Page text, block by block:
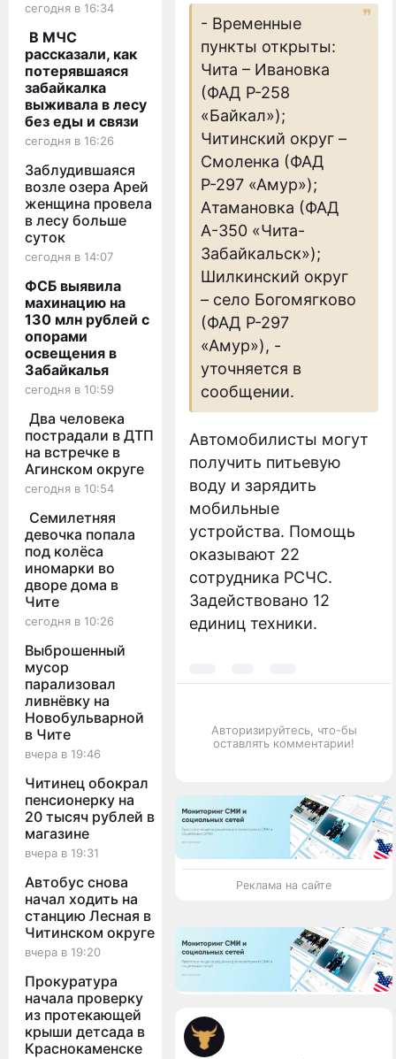
сегодня в 16:34
В МЧС
рассказали, как
потерявшаяся
забайкалка
выживала в лесу
без еды и связи
сегодня в 16:26
Заблудившаяся
возле озера Арей
женщина провела
в лесу больше
суток
сегодня в 14:07
ФСБ выявила
махинацию на
130 млн рублей с
опорами
освещения в
Забайкалья
сегодня в 10:59
Два человека
пострадали в ДТП
на встречке в
Агинском округе
сегодня в 10:54
Семилетняя
девочка попала
под колёса
иномарки во
дворе дома в
Чите
сегодня в 10:26
Выброшенный
мусор
парализовал
ливнёвку на
Новобульварной
в Чите
вчера в 19:46
Читинец обокрал
пенсионерку на
20 тысяч рублей в
магазине
вчера в 19:31
Автобус снова
начал ходить на
станцию Лесная в
Читинском округе
вчера в 19:20
Прокуратура
начала проверку
из протекающей
крыши детсада в
Краснокаменске
- Временные
пункты открыты:
Чита – Ивановка
(ФАД Р-258
«Байкал»);
Читинский округ –
Смоленка (ФАД
Р-297 «Амур»);
Атамановка (ФАД
А-350 «Чита-
Забайкальск»);
Шилкинский округ
– село Богомягково
(ФАД Р-297
«Амур»), -
уточняется в
сообщении.
Автомобилисты могут
получить питьевую
воду и зарядить
мобильные
устройства. Помощь
оказывают 22
сотрудника РСЧС.
Задействовано 12
единиц техники.
Авторизируйтесь, что-бы
оставлять комментарии!
Реклама на сайте